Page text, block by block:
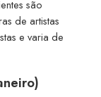
são
de artistas
e varia de